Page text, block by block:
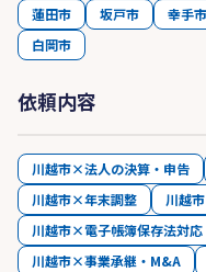
蓮田市
坂戸市 幸手市
白岡市
依頼内容
川越市×法人の決算・申告
川越市×年末調整
川越
川越市×電子帳簿保存法対応
川越市×事業承継・M&A